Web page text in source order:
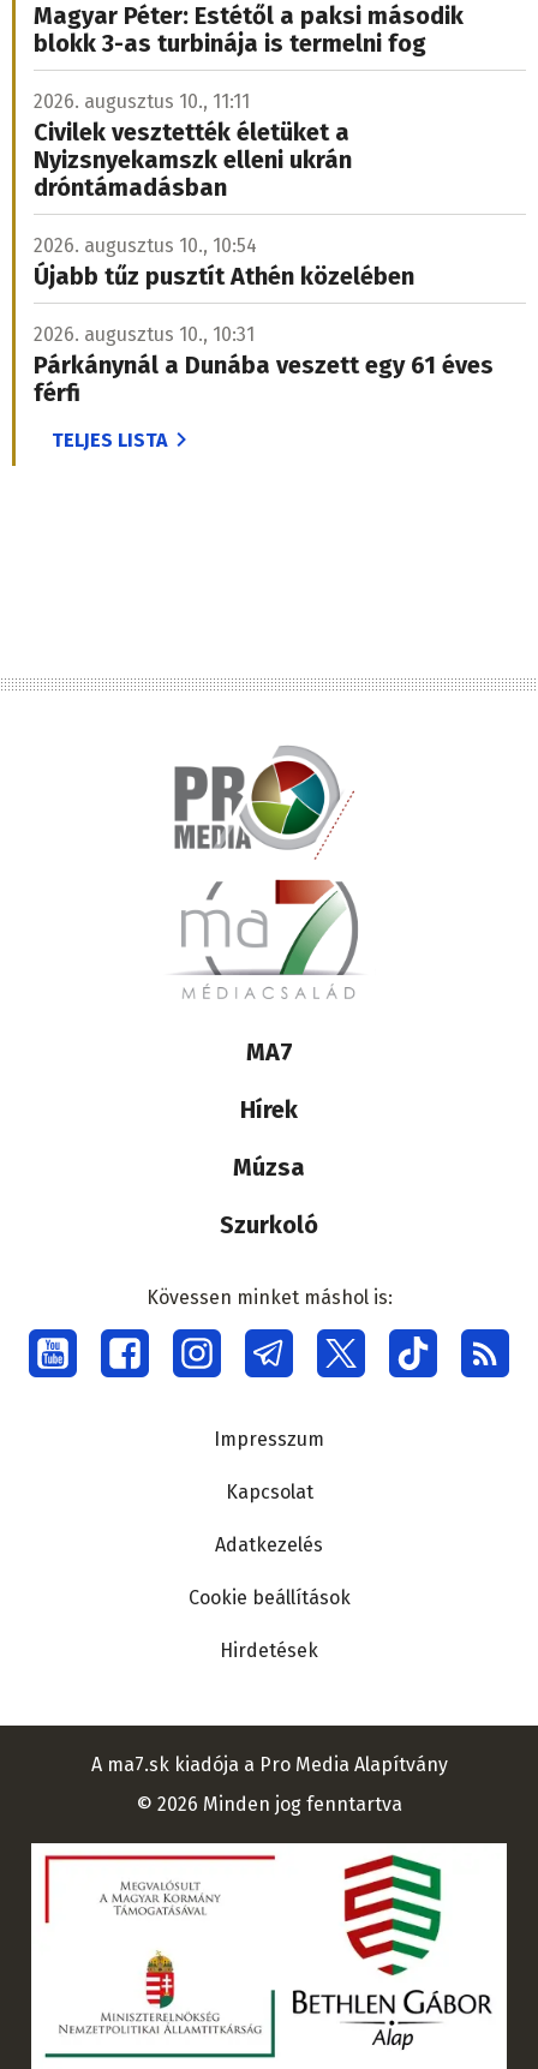
Magyar Péter: Estétől a paksi második
blokk 3-as turbinája is termelni fog
2026. augusztus 10., 11:11
Civilek vesztették életüket a
Nyizsnyekamszk elleni ukrán
dróntámadásban
2026. augusztus 10., 10:54
Újabb tűz pusztít Athén közelében
2026. augusztus 10., 10:31
Párkánynál a Dunába veszett egy 61 éves
férfi
TELJES LISTA
Lábléc
médiacsalád
MA7
Hírek
Múzsa
Szurkoló
Social
menu
Kövessen minket máshol is:
Impresszum
Kapcsolat
Adatkezelés
Cookie beállítások
Hirdetések
A ma7.sk kiadója a Pro Media Alapítvány
© 2026 Minden jog fenntartva